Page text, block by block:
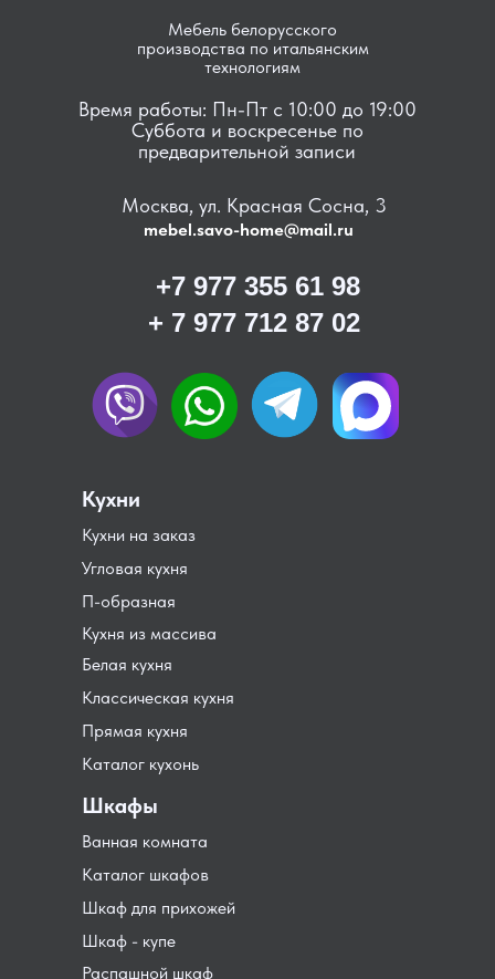
+ 7 977 712 87 02
Время работы: Пн-Пт с 10:00 до 19:00
Суббота и воскресенье по
предварительной записи
Москва, ул. Красная Сосна, 3
+7 977 355 61 98
Мебель белорусского
производства по итальянским
технологиям
Распашной шкаф
Шкаф для прихожей
Шкаф - купе
Каталог шкафов
Ванная комната
Кухня из массива
Угловая кухня
Кухни на заказ
П-образная
Классическая кухня
Белая кухня
Кухни
Шкафы
Прямая кухня
Каталог кухонь
mebel.savo-home@mail.ru